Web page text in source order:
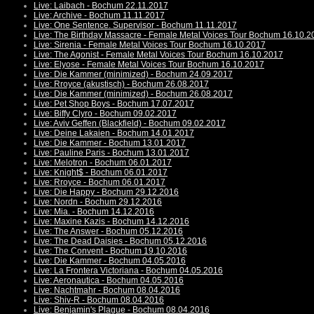
Live: Laibach - Bochum 22.11.2017
Live: Archive - Bochum 11.11.2017
Live: One Sentence. Supervisor - Bochum 11.11.2017
Live: The Birthday Massacre - Female Metal Voices Tour Bochum
Live: Sirenia - Female Metal Voices Tour Bochum 16.10.2017
Live: The Agonist - Female Metal Voices Tour Bochum 16.10.2017
Live: Elyose - Female Metal Voices Tour Bochum 16.10.2017
Live: Die Kammer (minimized) - Bochum 24.09.2017
Live: Rroyce (akustisch) - Bochum 26.08.2017
Live: Die Kammer (minimized) - Bochum 26.08.2017
Live: Pet Shop Boys - Bochum 17.07.2017
Live: Biffy Clyro - Bochum 09.02.2017
Live: Aviv Geffen (Blackfield) - Bochum 09.02.2017
Live: Deine Lakaien - Bochum 14.01.2017
Live: Die Kammer - Bochum 13.01.2017
Live: Pauline Paris - Bochum 13.01.2017
Live: Melotron - Bochum 06.01.2017
Live: Knight$ - Bochum 06.01.2017
Live: Rroyce - Bochum 06.01.2017
Live: Die Happy - Bochum 29.12.2016
Live: Nordn - Bochum 29.12.2016
Live: Mia. - Bochum 14.12.2016
Live: Maxine Kazis - Bochum 14.12.2016
Live: The Answer - Bochum 05.12.2016
Live: The Dead Daisies - Bochum 05.12.2016
Live: The Convent - Bochum 19.10.2016
Live: Die Kammer - Bochum 04.05.2016
Live: La Frontera Victoriana - Bochum 04.05.2016
Live: Aeronautica - Bochum 04.05.2016
Live: Nachtmahr - Bochum 08.04.2016
Live: Shiv-R - Bochum 08.04.2016
Live: Benjamin's Plague - Bochum 08.04.2016